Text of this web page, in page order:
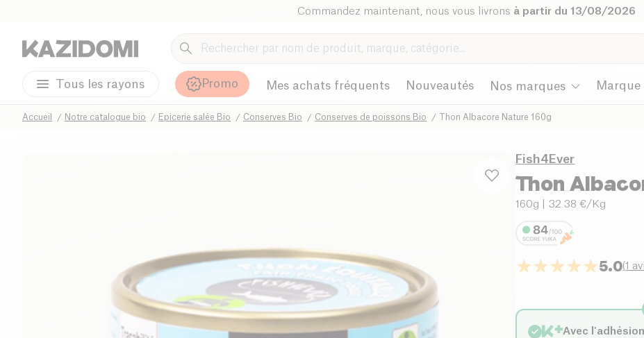
Commandez maintenant, nous vous livrons à partir du 13/08/2026
Tous les rayons Promo Mes achats fréquents Nouveautés Nos marques
Accueil Notre catalogue bio Epicerie salée Bio Conserves Bio Conserves de poissons Bio Thon Albacore Nature 160g
Fish4Ever
Thon
160g | 32.38 €/Kg
5.0(1
Avec